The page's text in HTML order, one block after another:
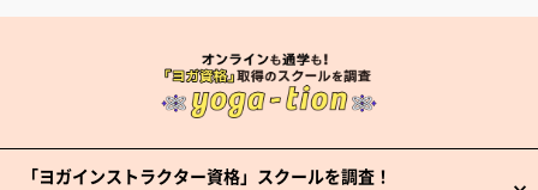
「ヨガインストラクター資格」スクールを調査！